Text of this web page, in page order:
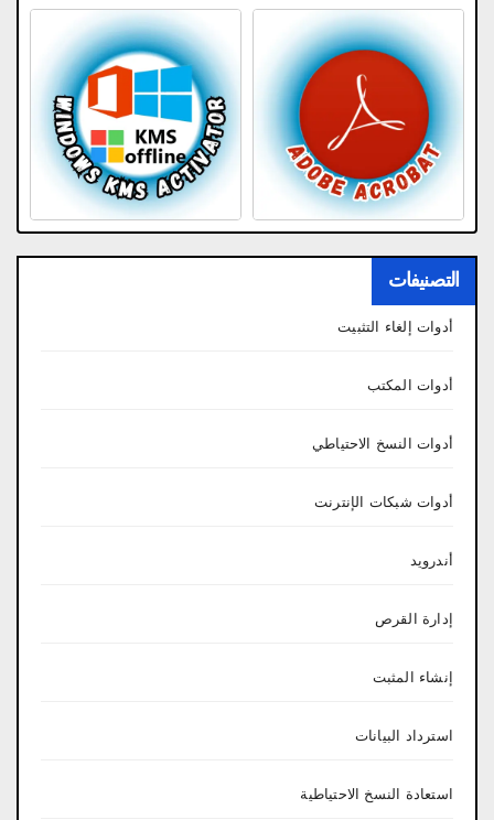
التصنيفات
أدوات إلغاء التثبيت
أدوات المكتب
أدوات النسخ الاحتياطي
أدوات شبكات الإنترنت
أندرويد
إدارة القرص
إنشاء المثبت
استرداد البيانات
استعادة النسخ الاحتياطية